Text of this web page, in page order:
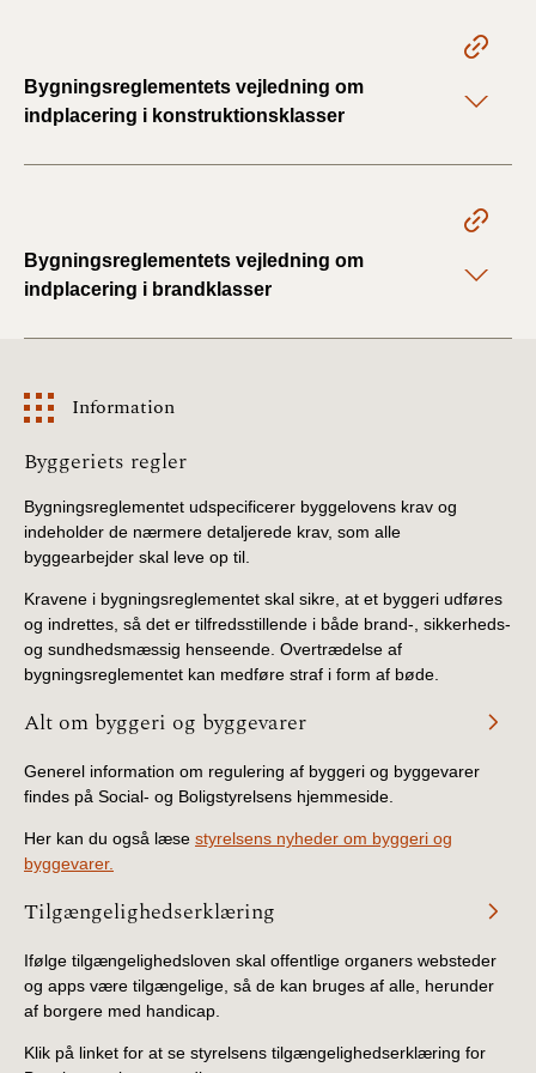
BR18 (1/7-31/12
2020)
BR18 (1/1-9/3 2020)
BR18 (4/7-31/12
2019)
BR18 (1/1-4/7 2019)
BR18 (1/7-31/12
2018)
BR15 (2015-2018)
Tidligere BR (1961-
2010)
Bygningsreglementets vejledning om
indplacering i konstruktionsklasser
Bygningsreglementets vejledning om
indplacering i brandklasser
Information
Information
Byggeriets regler
Bygningsreglementet udspecificerer byggelovens krav og
indeholder de nærmere detaljerede krav, som alle
byggearbejder skal leve op til.
Kravene i bygningsreglementet skal sikre, at et byggeri udføres
og indrettes, så det er tilfredsstillende i både brand-, sikkerheds-
og sundhedsmæssig henseende. Overtrædelse af
bygningsreglementet kan medføre straf i form af bøde.
Alt om byggeri og byggevarer
Generel information om regulering af byggeri og byggevarer
findes på Social- og Boligstyrelsens hjemmeside.
Her kan du også læse styrelsens nyheder om byggeri og
byggevarer.
Tilgængelighedserklæring
Ifølge tilgængelighedsloven skal offentlige organers websteder
og apps være tilgængelige, så de kan bruges af alle, herunder
af borgere med handicap.
Klik på linket for at se styrelsens tilgængelighedserklæring for